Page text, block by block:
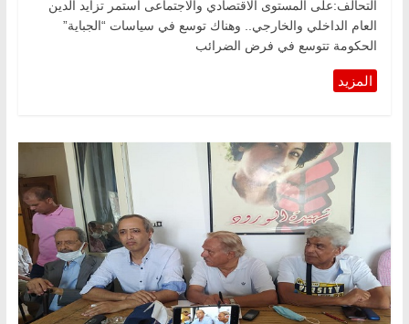
التحالف:على المستوى الاقتصادي والاجتماعى استمر تزايد الدين
العام الداخلي والخارجي.. وهناك توسع في سياسات “الجباية”
الحكومة تتوسع في فرض الضرائب